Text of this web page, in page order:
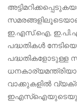
ഇ.എസ്.ഐ,
പദ്ധതികൾ
പദ്ധതികളോടുള്ള
വാക്കുകളിൽ
ഇഎസ്ഐയുടെയും